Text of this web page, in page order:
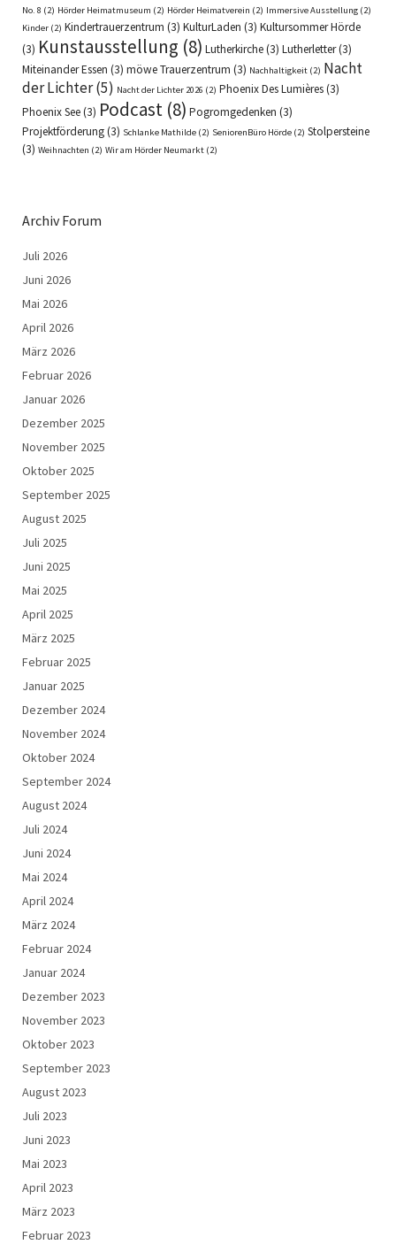
No. 8 (2) Hörder Heimatmuseum (2) Hörder Heimatverein (2) Immersive Ausstellung (2)
Kinder (2) Kindertrauerzentrum (3) KulturLaden (3) Kultursommer Hörde
(3) Kunstausstellung (8) Lutherkirche(3) Lutherletter(3)
Miteinander Essen (3) möwe Trauerzentrum (3) Nachhaltigkeit (2) Nacht
der Lichter(5) Nacht der Lichter 2026 (2) Phoenix Des Lumières(3)
Phoenix See(3) Podcast (8) Pogromgedenken (3)
Projektförderung(3) Schlanke Mathilde (2) SeniorenBüro Hörde (2) Stolpersteine
(3) Weihnachten (2) Wir am Hörder Neumarkt (2)
Archiv Forum
Juli 2026
Juni 2026
Mai 2026
April 2026
März 2026
Februar 2026
Januar 2026
Dezember 2025
November 2025
Oktober 2025
September 2025
August 2025
Juli 2025
Juni 2025
Mai 2025
April 2025
März 2025
Februar 2025
Januar 2025
Dezember 2024
November 2024
Oktober 2024
September 2024
August 2024
Juli 2024
Juni 2024
Mai 2024
April 2024
März 2024
Februar 2024
Januar 2024
Dezember 2023
November 2023
Oktober 2023
September 2023
August 2023
Juli 2023
Juni 2023
Mai 2023
April 2023
März 2023
Februar 2023